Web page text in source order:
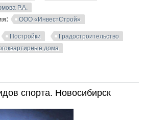
Р.А.
ООО «ИнвестСтрой»
Постройки
Градостроительство
дома
область
спорта. Новосибирск